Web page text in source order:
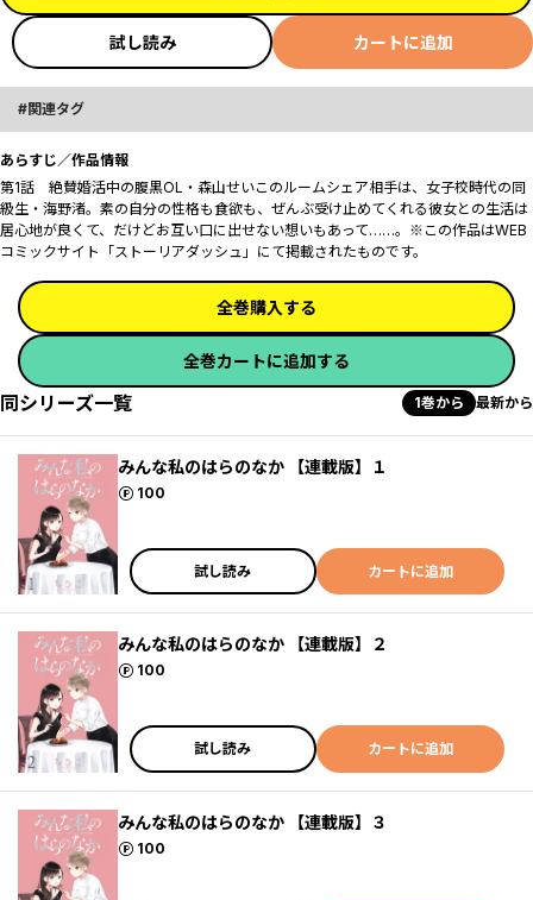
試し読み カートに追加
関連タグ
あらすじ／作品情報
第1話 絶賛婚活中の腹黒OL・森山せいこのルームシェア相手は、女子校時代の同
級生・海野渚。素の自分の性格も食欲も、ぜんぶ受け止めてくれる彼女との生活は
居心地が良くて、だけどお互い口に出せない想いもあって……。※この作品はWEB
コミックサイト「ストーリアダッシュ」にて掲載されたものです。
全巻購入する
全巻カートに追加する
同シリーズ一覧 1巻から 最新から
みんな私のはらのなか 【連載版】１
100
ポイント
試し読み カートに追加
みんな私のはらのなか 【連載版】２
100
ポイント
試し読み カートに追加
みんな私のはらのなか 【連載版】３
100
ポイント